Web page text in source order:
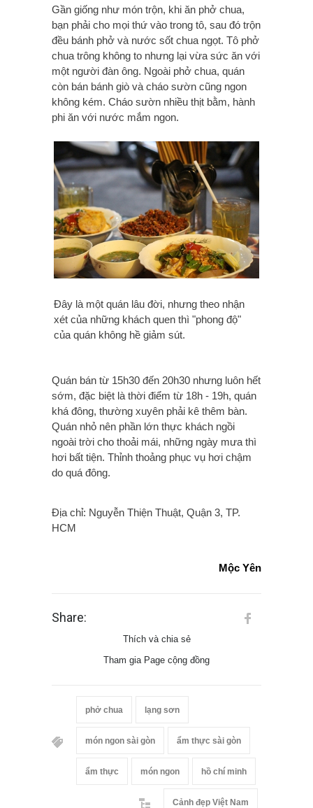
Gần giống như món trộn, khi ăn phở chua,
bạn phải cho mọi thứ vào trong tô, sau đó trộn
đều bánh phở và nước sốt chua ngọt. Tô phở
chua trông không to nhưng lại vừa sức ăn với
một người đàn ông. Ngoài phở chua, quán
còn bán bánh giò và cháo sườn cũng ngon
không kém. Cháo sườn nhiều thịt bằm, hành
phi ăn với nước mắm ngon.
Đây là một quán lâu đời, nhưng theo nhận
xét của những khách quen thì "phong độ"
của quán không hề giảm sút.
Quán bán từ 15h30 đến 20h30 nhưng luôn hết
sớm, đặc biệt là thời điểm từ 18h - 19h, quán
khá đông, thường xuyên phải kê thêm bàn.
Quán nhỏ nên phần lớn thực khách ngồi
ngoài trời cho thoải mái, những ngày mưa thì
hơi bất tiện. Thỉnh thoảng phục vụ hơi chậm
do quá đông.
Địa chỉ: Nguyễn Thiện Thuật, Quận 3, TP.
HCM
Mộc Yên
Share:
Thích và chia sẻ
Tham gia Page cộng đồng
phở chua lạng sơn
món ngon sài gòn ẩm thực sài gòn
ẩm thực món ngon hồ chí minh
Cảnh đẹp Việt Nam